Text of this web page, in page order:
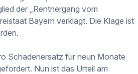
der „Rentnergang vom
Bayern verklagt. Die Klage ist
Schadenersatz für neun Monate
Nun ist das Urteil am